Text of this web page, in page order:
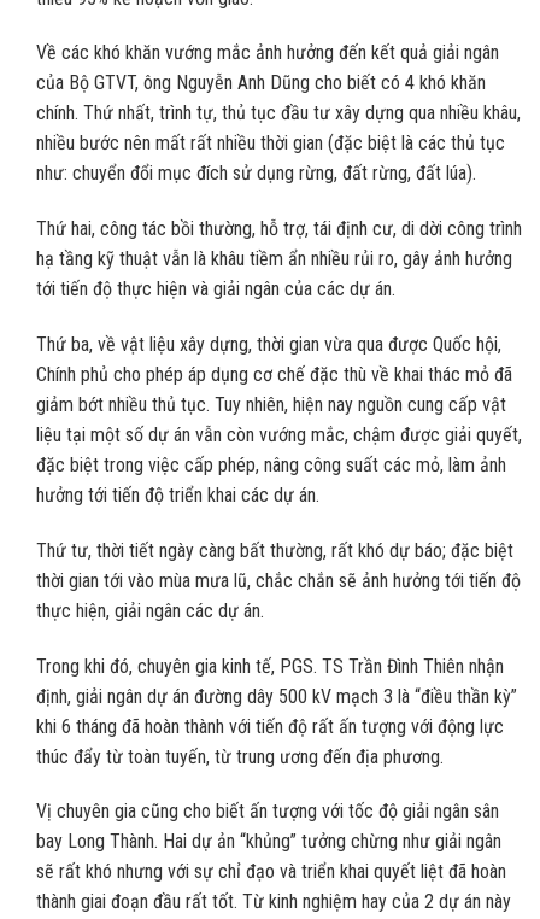
Về các khó khăn vướng mắc ảnh hưởng đến kết quả giải ngân
của Bộ GTVT, ông Nguyễn Anh Dũng cho biết có 4 khó khăn
chính. Thứ nhất, trình tự, thủ tục đầu tư xây dựng qua nhiều khâu,
nhiều bước nên mất rất nhiều thời gian (đặc biệt là các thủ tục
như: chuyển đổi mục đích sử dụng rừng, đất rừng, đất lúa).
Thứ hai, công tác bồi thường, hỗ trợ, tái định cư, di dời công trình
hạ tầng kỹ thuật vẫn là khâu tiềm ẩn nhiều rủi ro, gây ảnh hưởng
tới tiến độ thực hiện và giải ngân của các dự án.
Thứ ba, về vật liệu xây dựng, thời gian vừa qua được Quốc hội,
Chính phủ cho phép áp dụng cơ chế đặc thù về khai thác mỏ đã
giảm bớt nhiều thủ tục. Tuy nhiên, hiện nay nguồn cung cấp vật
liệu tại một số dự án vẫn còn vướng mắc, chậm được giải quyết,
đặc biệt trong việc cấp phép, nâng công suất các mỏ, làm ảnh
hưởng tới tiến độ triển khai các dự án.
Thứ tư, thời tiết ngày càng bất thường, rất khó dự báo; đặc biệt
thời gian tới vào mùa mưa lũ, chắc chắn sẽ ảnh hưởng tới tiến độ
thực hiện, giải ngân các dự án.
Trong khi đó, chuyên gia kinh tế, PGS. TS Trần Đình Thiên nhận
định, giải ngân dự án đường dây 500 kV mạch 3 là “điều thần kỳ”
khi 6 tháng đã hoàn thành với tiến độ rất ấn tượng với động lực
thúc đẩy từ toàn tuyến, từ trung ương đến địa phương.
Vị chuyên gia cũng cho biết ấn tượng với tốc độ giải ngân sân
bay Long Thành. Hai dự ản “khủng” tưởng chừng như giải ngân
sẽ rất khó nhưng với sự chỉ đạo và triển khai quyết liệt đã hoàn
thành giai đoạn đầu rất tốt. Từ kinh nghiệm hay của 2 dự án này